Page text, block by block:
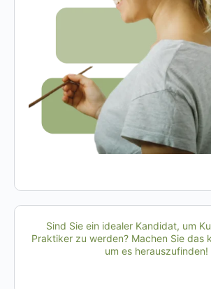
Sind Sie ein idealer Kandidat, um
Praktiker zu werden? Machen Sie das
um es herauszufinden!